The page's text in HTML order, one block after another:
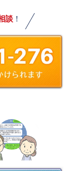
談！